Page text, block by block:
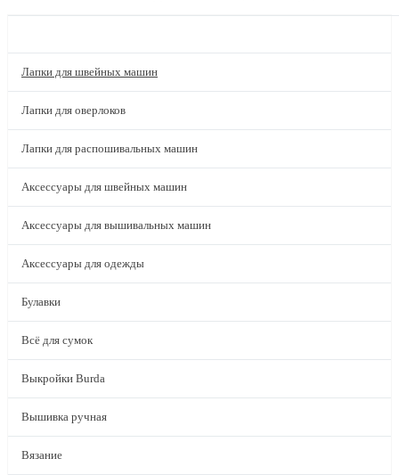
Лапки для швейных машин
Лапки для оверлоков
Лапки для распошивальных машин
Аксессуары для швейных машин
Аксессуары для вышивальных машин
Аксессуары для одежды
Булавки
Всё для сумок
Выкройки Burda
Вышивка ручная
Вязание